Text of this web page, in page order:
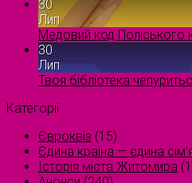
30
Лип
Медовий код Поліського
30
Лип
Твоя бібліотека
Категорії
Євроквіз (15)
Єдина країна — єдина
Історія міста Житомира